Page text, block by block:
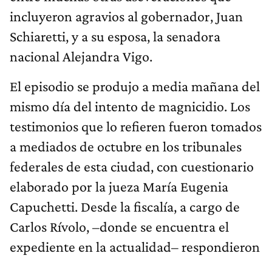
incluyeron agravios al gobernador, Juan
Schiaretti, y a su esposa, la senadora
nacional Alejandra Vigo.
El episodio se produjo a media mañana del
mismo día del intento de magnicidio. Los
testimonios que lo refieren fueron tomados
a mediados de octubre en los tribunales
federales de esta ciudad, con cuestionario
elaborado por la jueza María Eugenia
Capuchetti. Desde la fiscalía, a cargo de
Carlos Rívolo, –donde se encuentra el
expediente en la actualidad– respondieron